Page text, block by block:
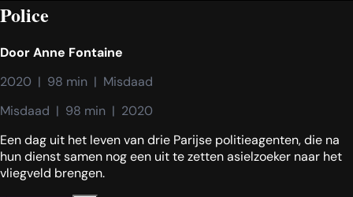
Police
DoorAnne Fontaine
2020  |  98 min  |  Misdaad
Misdaad  |  98 min  |  2020
Een dag uit het leven van drie Parijse politieagenten, die na
hun dienst samen nog een uit te zetten asielzoeker naar het
vliegveld brengen.